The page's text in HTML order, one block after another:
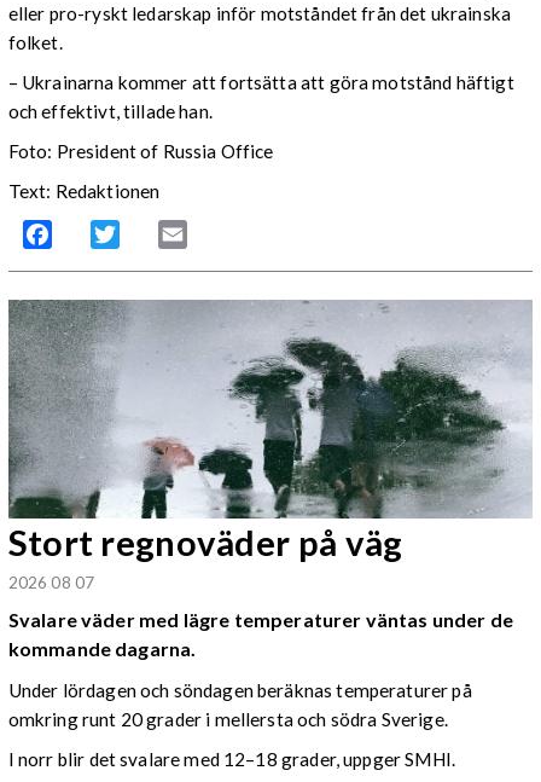
eller pro-ryskt ledarskap inför motståndet från det ukrainska
folket.
– Ukrainarna kommer att fortsätta att göra motstånd häftigt
och effektivt, tillade han.
Foto: President of Russia Office
Text: Redaktionen
Facebook Twitter
Stort regnoväder på väg
2026 08 07
Svalare väder med lägre temperaturer väntas under de
kommande dagarna.
Under lördagen och söndagen beräknas temperaturer på
omkring runt 20 grader i mellersta och södra Sverige.
I norr blir det svalare med 12–18 grader, uppger SMHI.